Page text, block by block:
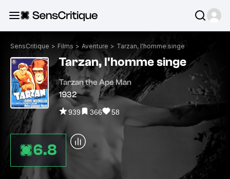
SensCritique > Films > Aventure > Tarzan, l'homme singe
Tarzan, l'homme singe
Tarzan the Ape Man
1932
939 366 58
6.8